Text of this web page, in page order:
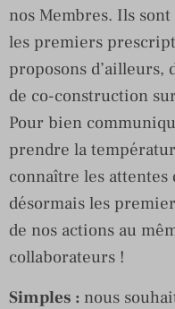
nos Membres. Ils
les premiers
proposons d’ailleurs,
de co-construction
Pour bien
prendre la
connaître les
désormais les
de nos actions au
collaborateurs !
Simples : nous